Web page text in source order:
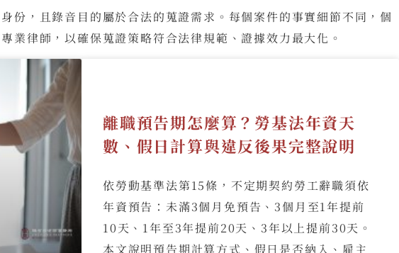
份，且錄音目的屬於合法的蒐證需求。每個案件的事實細節不同，個
業律師，以確保蒐證策略符合法律規範、證據效力最大化。
離職預告期怎麼算？勞基法年資天
數、假日計算與違反後果完整說明
依勞動基準法第15條，不定期契約勞工辭職須依
年資預告：未滿3個月免預告、3個月至1年提前
10天、1年至3年提前20天、3年以上提前30天。
本文說明預告期計算方式、假日是否納入、雇主